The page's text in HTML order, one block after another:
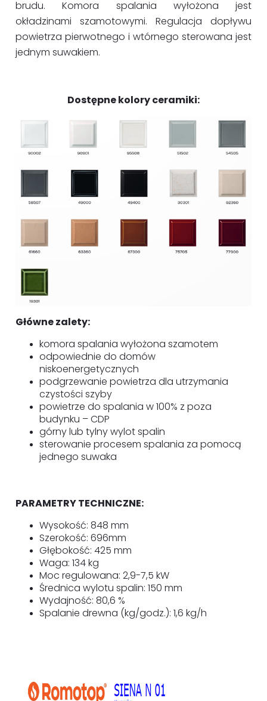
brudu. Komora spalania wyłożona jest
okładzinami szamotowymi. Regulacja dopływu
powietrza pierwotnego i wtórnego sterowana jest
jednym suwakiem.
Dostępne kolory ceramiki:
Główne zalety:
komora spalania wyłożona szamotem
odpowiednie do domów
niskoenergetycznych
podgrzewanie powietrza dla utrzymania
czystości szyby
powietrze do spalania w 100% z poza
budynku – CDP
górny lub tylny wylot spalin
sterowanie procesem spalania za pomocą
jednego suwaka
PARAMETRY TECHNICZNE:
Wysokość: 848 mm
Szerokość: 696mm
Głębokość: 425 mm
Waga: 134 kg
Moc regulowana: 2,9-7,5 kW
Średnica wylotu spalin: 150 mm
Wydajność: 80,6 %
Spalanie drewna (kg/godz.): 1,6 kg/h